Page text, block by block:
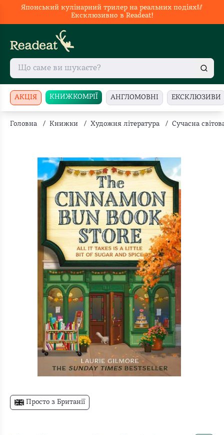
Японський кулінарний трилер на реальних подіях🥢
Ексклюзивно в Readeat!
АКЦІЯ КНИЖКОМРІЇ АНГЛОМОВНІ ЕКСКЛЮЗИВИ
Головна / Книжки / Художня література / Сучасна
Просто з Британії